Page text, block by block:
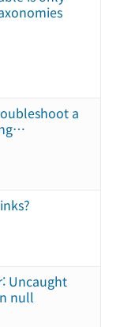
a
Uncaught
null